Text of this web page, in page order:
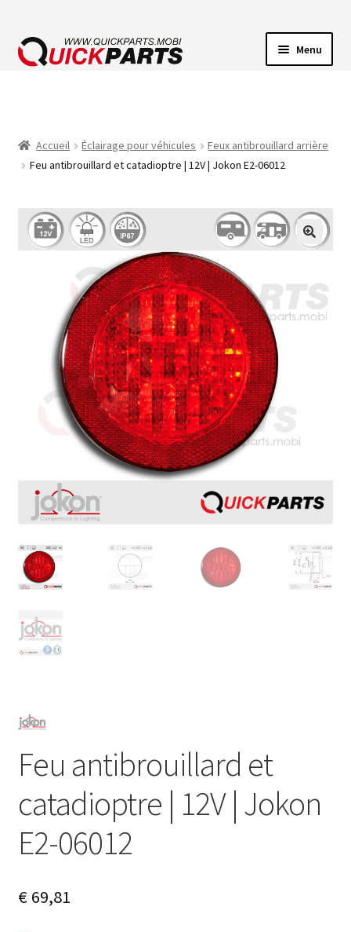
Menu
AVERTISSEUR SONORE
Accueil Éclairage pour véhicules
Feux antibrouillard arrière
Feu antibrouillard et catadioptre | 12V | Jokon E2-06012
Feu antibrouillard et
catadioptre | 12V | Jokon
E2-06012
€69,81